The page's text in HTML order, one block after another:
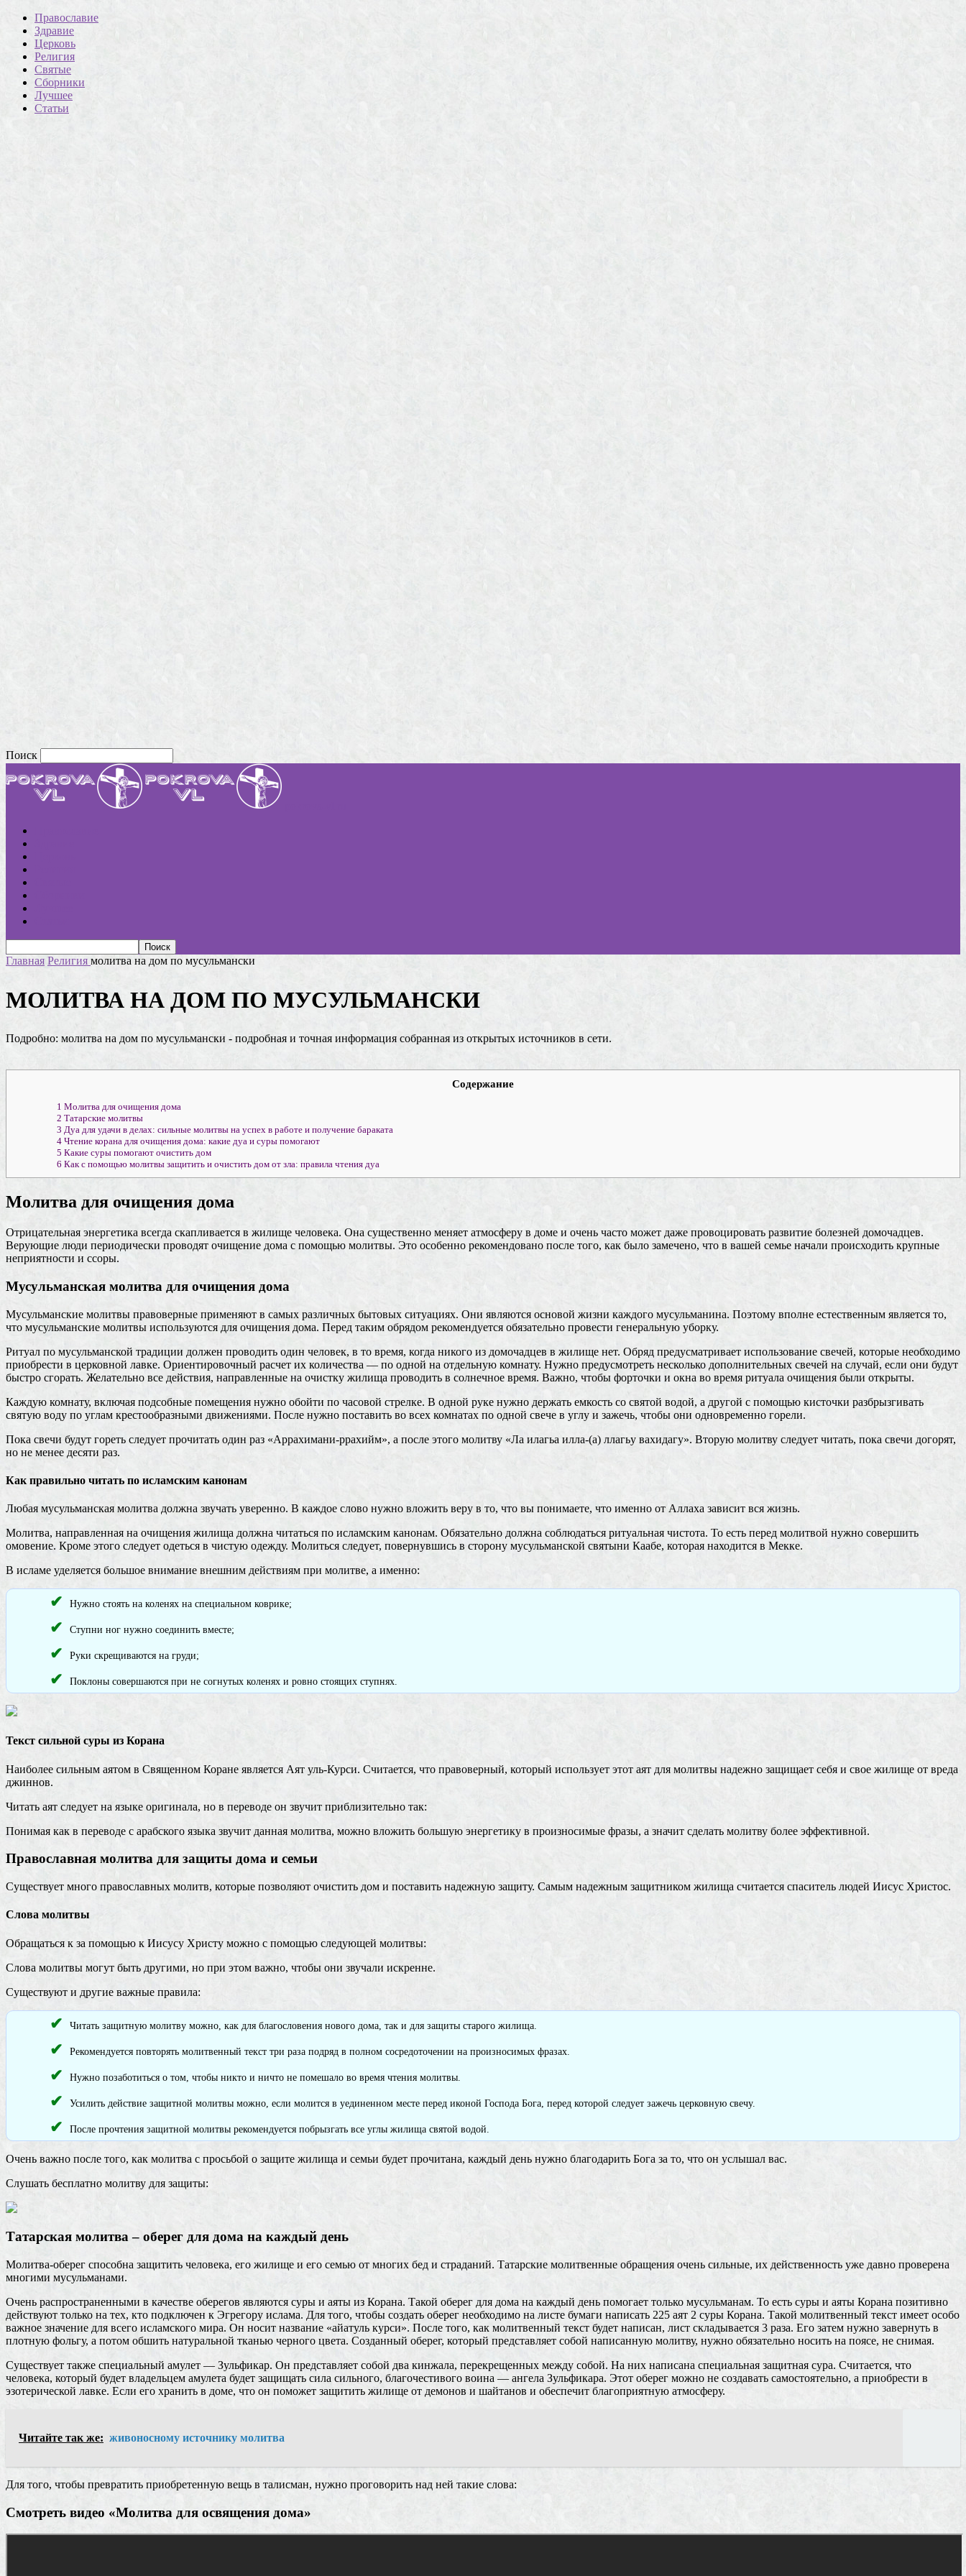
Православие
Здравие
Церковь
Религия
Святые
Сборники
Лучшее
Статьи
Поиск
Главная Религия молитва на дом по мусульмански
МОЛИТВА НА ДОМ ПО МУСУЛЬМАНСКИ
Подробно: молитва на дом по мусульмански - подробная и точная информация собранная из открытых источников в сети.
Содержание
1 Молитва для очищения дома
2 Татарские молитвы
3 Дуа для удачи в делах: сильные молитвы на успех в работе и получение бараката
4 Чтение корана для очищения дома: какие дуа и суры помогают
5 Какие суры помогают очистить дом
6 Как с помощью молитвы защитить и очистить дом от зла: правила чтения дуа
Молитва для очищения дома
Отрицательная энергетика всегда скапливается в жилище человека. Она существенно меняет атмосферу в доме и очень часто может даже провоцировать развитие болезней домочадцев.
Верующие люди периодически проводят очищение дома с помощью молитвы. Это особенно рекомендовано после того, как было замечено, что в вашей семье начали происходить крупные
неприятности и ссоры.
Мусульманская молитва для очищения дома
Мусульманские молитвы правоверные применяют в самых различных бытовых ситуациях. Они являются основой жизни каждого мусульманина. Поэтому вполне естественным является то,
что мусульманские молитвы используются для очищения дома. Перед таким обрядом рекомендуется обязательно провести генеральную уборку.
Ритуал по мусульманской традиции должен проводить один человек, в то время, когда никого из домочадцев в жилище нет. Обряд предусматривает использование свечей, которые необходимо
приобрести в церковной лавке. Ориентировочный расчет их количества — по одной на отдельную комнату. Нужно предусмотреть несколько дополнительных свечей на случай, если они будут
быстро сгорать. Желательно все действия, направленные на очистку жилища проводить в солнечное время. Важно, чтобы форточки и окна во время ритуала очищения были открыты.
Каждую комнату, включая подсобные помещения нужно обойти по часовой стрелке. В одной руке нужно держать емкость со святой водой, а другой с помощью кисточки разбрызгивать
святую воду по углам крестообразными движениями. После нужно поставить во всех комнатах по одной свече в углу и зажечь, чтобы они одновременно горели.
Пока свечи будут гореть следует прочитать один раз «Аррахимани-ррахийм», а после этого молитву «Ла илагьа илла-(а) ллагьу вахидагу». Вторую молитву следует читать, пока свечи догорят,
но не менее десяти раз.
Как правильно читать по исламским канонам
Любая мусульманская молитва должна звучать уверенно. В каждое слово нужно вложить веру в то, что вы понимаете, что именно от Аллаха зависит вся жизнь.
Молитва, направленная на очищения жилища должна читаться по исламским канонам. Обязательно должна соблюдаться ритуальная чистота. То есть перед молитвой нужно совершить
омовение. Кроме этого следует одеться в чистую одежду. Молиться следует, повернувшись в сторону мусульманской святыни Каабе, которая находится в Мекке.
В исламе уделяется большое внимание внешним действиям при молитве, а именно:
Нужно стоять на коленях на специальном коврике;
Ступни ног нужно соединить вместе;
Руки скрещиваются на груди;
Поклоны совершаются при не согнутых коленях и ровно стоящих ступнях.
Текст сильной суры из Корана
Наиболее сильным аятом в Священном Коране является Аят уль-Курси. Считается, что правоверный, который использует этот аят для молитвы надежно защищает себя и свое жилище от вреда
джиннов.
Читать аят следует на языке оригинала, но в переводе он звучит приблизительно так:
Понимая как в переводе с арабского языка звучит данная молитва, можно вложить большую энергетику в произносимые фразы, а значит сделать молитву более эффективной.
Православная молитва для защиты дома и семьи
Существует много православных молитв, которые позволяют очистить дом и поставить надежную защиту. Самым надежным защитником жилища считается спаситель людей Иисус Христос.
Слова молитвы
Обращаться к за помощью к Иисусу Христу можно с помощью следующей молитвы:
Слова молитвы могут быть другими, но при этом важно, чтобы они звучали искренне.
Существуют и другие важные правила:
Читать защитную молитву можно, как для благословения нового дома, так и для защиты старого жилища.
Рекомендуется повторять молитвенный текст три раза подряд в полном сосредоточении на произносимых фразах.
Нужно позаботиться о том, чтобы никто и ничто не помешало во время чтения молитвы.
Усилить действие защитной молитвы можно, если молится в уединенном месте перед иконой Господа Бога, перед которой следует зажечь церковную свечу.
После прочтения защитной молитвы рекомендуется побрызгать все углы жилища святой водой.
Очень важно после того, как молитва с просьбой о защите жилища и семьи будет прочитана, каждый день нужно благодарить Бога за то, что он услышал вас.
Слушать бесплатно молитву для защиты:
Татарская молитва – оберег для дома на каждый день
Молитва-оберег способна защитить человека, его жилище и его семью от многих бед и страданий. Татарские молитвенные обращения очень сильные, их действенность уже давно проверена
многими мусульманами.
Очень распространенными в качестве оберегов являются суры и аяты из Корана. Такой оберег для дома на каждый день помогает только мусульманам. То есть суры и аяты Корана позитивно
действуют только на тех, кто подключен к Эгрегору ислама. Для того, чтобы создать оберег необходимо на листе бумаги написать 225 аят 2 суры Корана. Такой молитвенный текст имеет особо
важное значение для всего исламского мира. Он носит название «айатуль курси». После того, как молитвенный текст будет написан, лист складывается 3 раза. Его затем нужно завернуть в
плотную фольгу, а потом обшить натуральной тканью черного цвета. Созданный оберег, который представляет собой написанную молитву, нужно обязательно носить на поясе, не снимая.
Существует также специальный амулет — Зульфикар. Он представляет собой два кинжала, перекрещенных между собой. На них написана специальная защитная сура. Считается, что
человека, который будет владельцем амулета будет защищать сила сильного, благочестивого воина — ангела Зульфикара. Этот оберег можно не создавать самостоятельно, а приобрести в
эзотерической лавке. Если его хранить в доме, что он поможет защитить жилище от демонов и шайтанов и обеспечит благоприятную атмосферу.
Читайте так же: живоносному источнику молитва
Для того, чтобы превратить приобретенную вещь в талисман, нужно проговорить над ней такие слова:
Смотреть видео «Молитва для освящения дома»